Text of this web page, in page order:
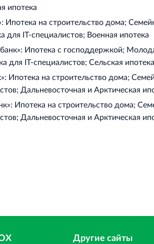
ипотека
Ипотека на строительство дома;
для IT‐специалистов; Военная ипотека
Ипотека с господдержкой;
для IT‐специалистов; Сельская
Ипотека на строительство дома;
Дальневосточная и Арктическая
Ипотека на строительство дома;
Дальневосточная и Арктическая
Другие сайты